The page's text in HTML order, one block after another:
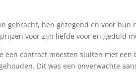
gebracht, hen gezegend en voor
voor zijn liefde voor en geduld
een contract moesten sluiten met
Dit was een onverwachte